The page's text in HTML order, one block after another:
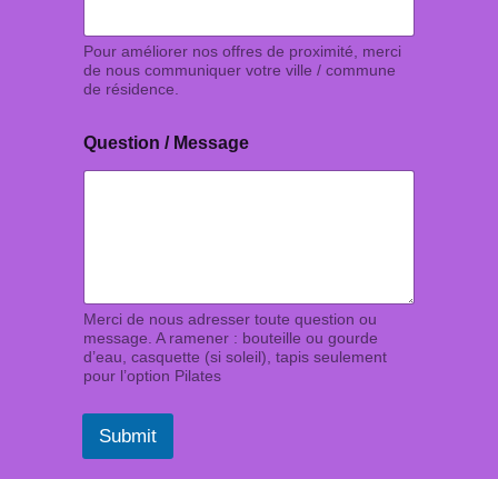
Pour améliorer nos offres de proximité, merci
de nous communiquer votre ville / commune
de résidence.
Question / Message
Merci de nous adresser toute question ou
message. A ramener : bouteille ou gourde
d’eau, casquette (si soleil), tapis seulement
pour l’option Pilates
Submit